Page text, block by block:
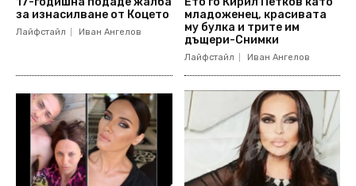
за изнасилване от Коцето
Лайфстайл Иван Ангелов
младоженец, красивата
му булка и трите им
дъщери-Снимки
Лайфстайл Иван Ангелов